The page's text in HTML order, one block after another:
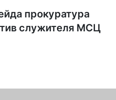
прокуратура
служителя МСЦ